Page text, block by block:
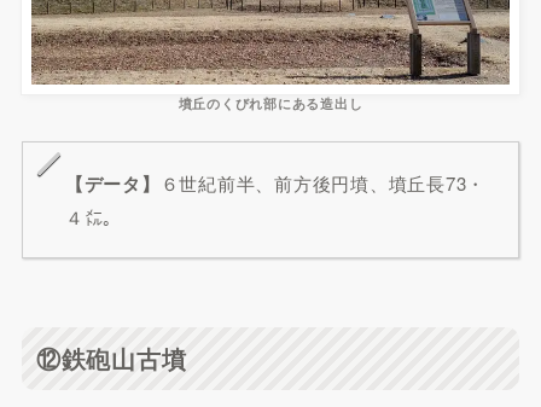
墳丘のくびれ部にある造出し
【データ】 ６世紀前半、前方後円墳、墳丘長73・
４㍍。
⑫鉄砲山古墳